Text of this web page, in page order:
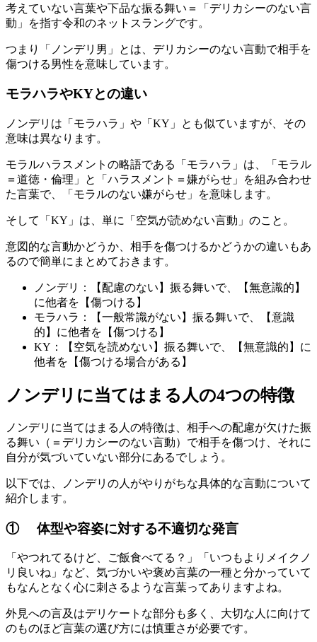
考えていない言葉や下品な振る舞い＝「デリカシーのない言
動」を指す令和のネットスラングです。
つまり「ノンデリ男」とは、デリカシーのない言動で相手を
傷つける男性を意味しています。
モラハラやKYとの違い
ノンデリは「モラハラ」や「KY」とも似ていますが、その
意味は異なります。
モラルハラスメントの略語である「モラハラ」は、「モラル
＝道徳・倫理」と「ハラスメント＝嫌がらせ」を組み合わせ
た言葉で、「モラルのない嫌がらせ」を意味します。
そして「KY」は、単に「空気が読めない言動」のこと。
意図的な言動かどうか、相手を傷つけるかどうかの違いもあ
るので簡単にまとめておきます。
ノンデリ：【配慮のない】振る舞いで、【無意識的】
に他者を【傷つける】
モラハラ：【一般常識がない】振る舞いで、【意識
的】に他者を【傷つける】
KY：【空気を読めない】振る舞いで、【無意識的】に
他者を【傷つける場合がある】
ノンデリに当てはまる人の4つの特徴
ノンデリに当てはまる人の特徴は、相手への配慮が欠けた振
る舞い（＝デリカシーのない言動）で相手を傷つけ、それに
自分が気づいていない部分にあるでしょう。
以下では、ノンデリの人がやりがちな具体的な言動について
紹介します。
① 体型や容姿に対する不適切な発言
「やつれてるけど、ご飯食べてる？」「いつもよりメイクノ
リ良いね」など、気づかいや褒め言葉の一種と分かっていて
もなんとなく心に刺さるような言葉ってありますよね。
外見への言及はデリケートな部分も多く、大切な人に向けて
のものほど言葉の選び方には慎重さが必要です。